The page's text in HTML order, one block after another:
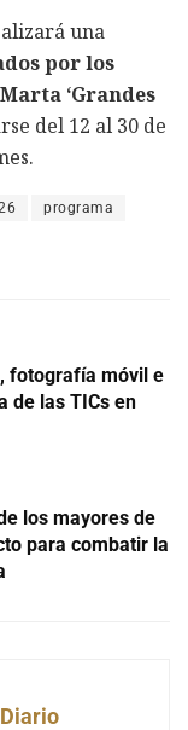
una
por los
‘Grandes
del 12 al 30 de
programa
fotografía móvil e
de las TICs en
los mayores de
para combatir la